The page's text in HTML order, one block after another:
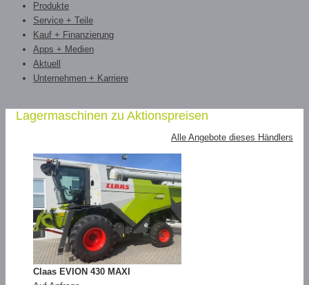
Produkte
Service + Teile
Kauf + Finanzierung
Apps + Medien
Aktuell
Unternehmen + Karriere
Lagermaschinen zu Aktionspreisen
Alle Angebote dieses Händlers
Claas EVION 430 MAXI